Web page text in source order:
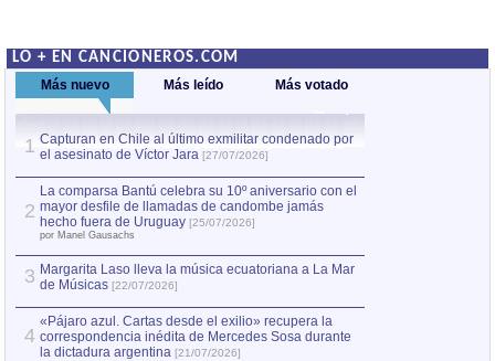
LO + EN CANCIONEROS.COM
Más nuevo Más leído Más votado
1 Capturan en Chile al último exmilitar condenado por
el asesinato de Víctor Jara [27/07/2026]
2
La comparsa Bantú celebra su 10º aniversario con el
mayor desfile de llamadas de candombe jamás
hecho fuera de Uruguay [25/07/2026]
por Manel Gausachs
3 Margarita Laso lleva la música ecuatoriana a La Mar
de Músicas [22/07/2026]
4
«Pájaro azul. Cartas desde el exilio» recupera la
correspondencia inédita de Mercedes Sosa durante
la dictadura argentina [21/07/2026]